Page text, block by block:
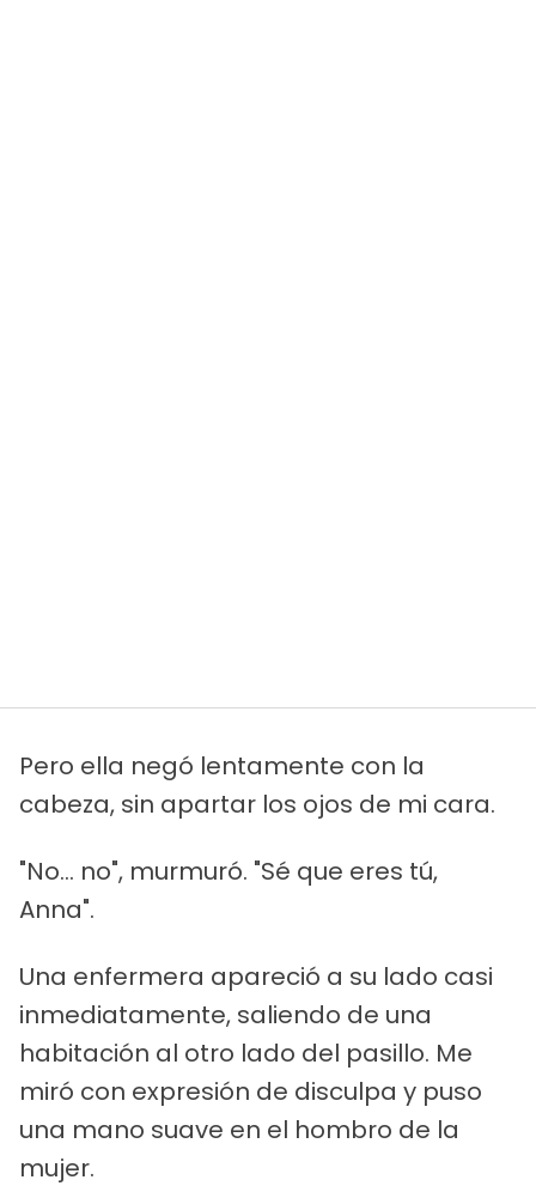
Pero ella negó lentamente con la
cabeza, sin apartar los ojos de mi cara.
"No... no", murmuró. "Sé que eres tú,
Anna".
Una enfermera apareció a su lado casi
inmediatamente, saliendo de una
habitación al otro lado del pasillo. Me
miró con expresión de disculpa y puso
una mano suave en el hombro de la
mujer.